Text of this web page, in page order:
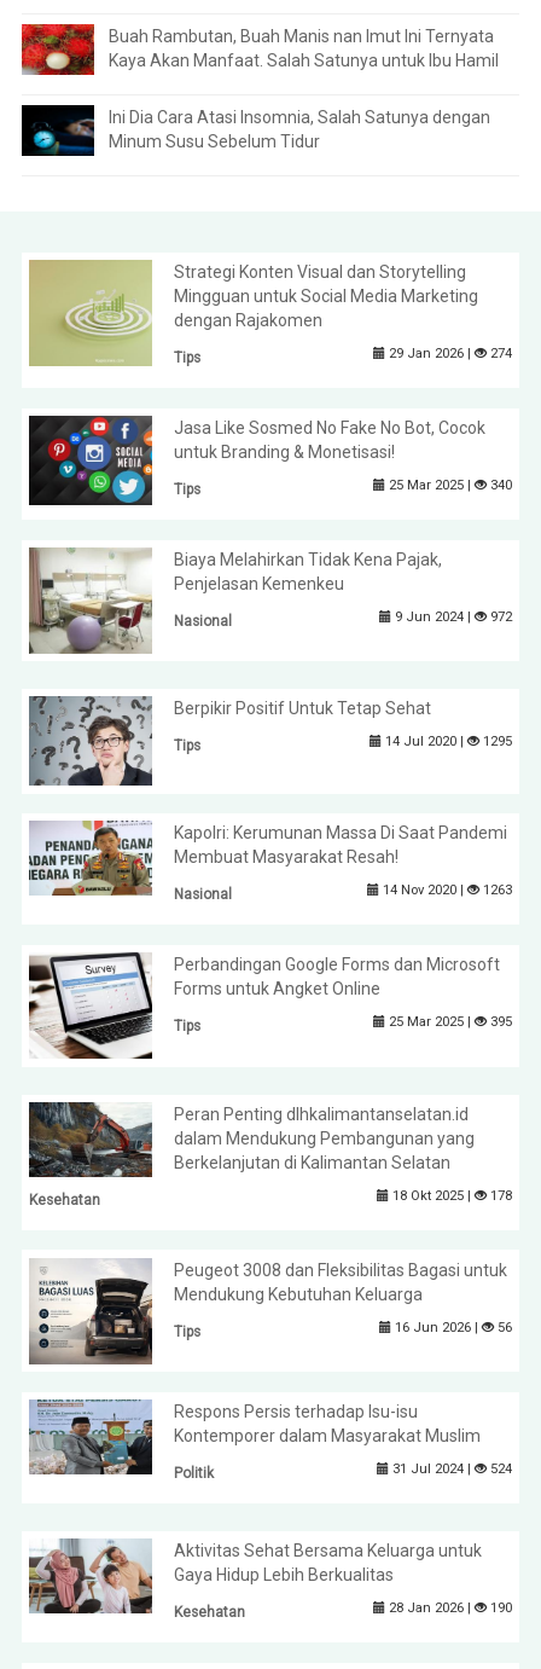
Buah Rambutan, Buah Manis nan Imut Ini Ternyata
Kaya Akan Manfaat. Salah Satunya untuk Ibu Hamil
Ini Dia Cara Atasi Insomnia, Salah Satunya dengan
Minum Susu Sebelum Tidur
Strategi Konten Visual dan Storytelling
Mingguan untuk Social Media Marketing
dengan Rajakomen
Tips 29 Jan 2026 | 274
Jasa Like Sosmed No Fake No Bot, Cocok
untuk Branding & Monetisasi!
Tips 25 Mar 2025 | 340
Biaya Melahirkan Tidak Kena Pajak,
Penjelasan Kemenkeu
Nasional 9 Jun 2024 | 972
Berpikir Positif Untuk Tetap Sehat
Tips 14 Jul 2020 | 1295
Kapolri: Kerumunan Massa Di Saat Pandemi
Membuat Masyarakat Resah!
Nasional 14 Nov 2020 | 1263
Perbandingan Google Forms dan Microsoft
Forms untuk Angket Online
Tips 25 Mar 2025 | 395
Peran Penting dlhkalimantanselatan.id
dalam Mendukung Pembangunan yang
Berkelanjutan di Kalimantan Selatan
Kesehatan 18 Okt 2025 | 178
Peugeot 3008 dan Fleksibilitas Bagasi untuk
Mendukung Kebutuhan Keluarga
Tips 16 Jun 2026 | 56
Respons Persis terhadap Isu-isu
Kontemporer dalam Masyarakat Muslim
Politik 31 Jul 2024 | 524
Aktivitas Sehat Bersama Keluarga untuk
Gaya Hidup Lebih Berkualitas
Kesehatan 28 Jan 2026 | 190